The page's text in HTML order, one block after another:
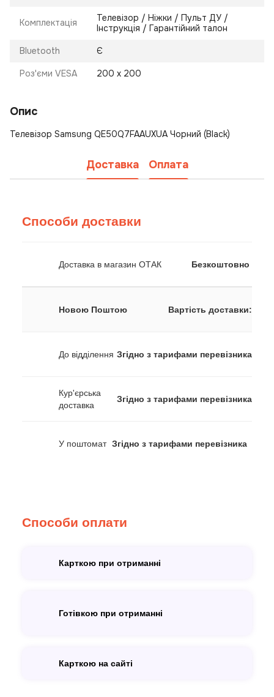
Комплектація
Телевізор / Ніжки / Пульт ДУ /
Інструкція / Гарантійний талон
Bluetooth Є
Роз'єми VESA 200 x 200
Опис
Телевізор Samsung QE50Q7FAAUXUA Чорний (Black)
Доставка Оплата
Способи доставки
Доставка в магазин ОТАК Безкоштовно
Новою Поштою Вартість доставки:
До відділення Згідно з тарифами перевізника
Кур'єрська
доставка
Згідно з тарифами перевізника
У поштомат Згідно з тарифами перевізника
Способи оплати
Карткою при отриманні
Готівкою при отриманні
Карткою на сайті